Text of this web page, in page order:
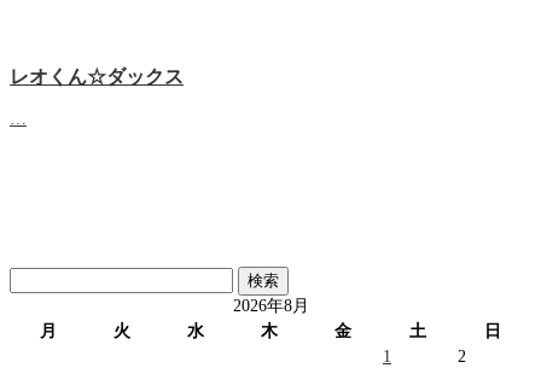
レオくん☆ダックス
索:
2026年8月
月
火 水 木 金 土
日
1
2